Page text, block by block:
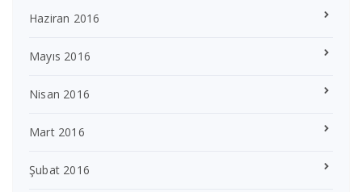
Haziran 2016
Mayıs 2016
Nisan 2016
Mart 2016
Şubat 2016